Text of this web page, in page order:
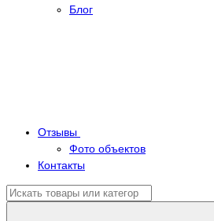
Блог
Отзывы
Фото объектов
Контакты